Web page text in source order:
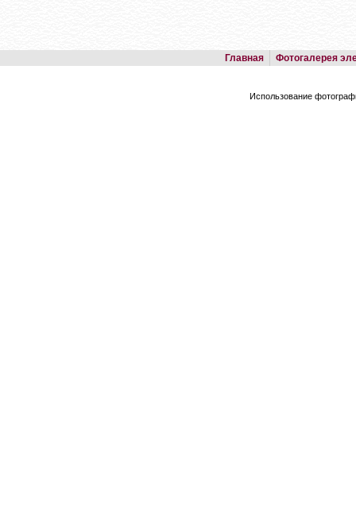
Главная Фотогалерея
Использование